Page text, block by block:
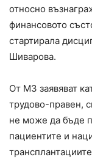
относно
финансовото
стартирала
Шиварова.
От МЗ заявяват
трудово-правен,
не може да бъде
пациентите и